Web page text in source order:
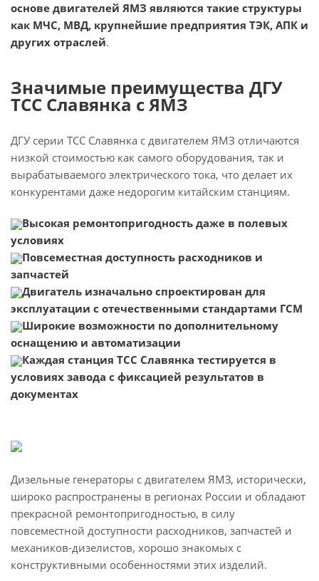
основе двигателей ЯМЗ являются такие структуры
как МЧС, МВД, крупнейшие предприятия ТЭК, АПК и
других отраслей.
Значимые преимущества ДГУ
ТСС Славянка с ЯМЗ
ДГУ серии ТСС Славянка с двигателем ЯМЗ отличаются
низкой стоимостью как самого оборудования, так и
вырабатываемого электрического тока, что делает их
конкурентами даже недорогим китайским станциям.
Высокая ремонтопригодность даже в полевых
условиях
Повсеместная доступность расходников и
запчастей
Двигатель изначально спроектирован для
эксплуатации с отечественными стандартами ГСМ
Широкие возможности по дополнительному
оснащению и автоматизации
Каждая станция ТСС Славянка тестируется в
условиях завода с фиксацией результатов в
документах
Дизельные генераторы с двигателем ЯМЗ, исторически,
широко распространены в регионах России и обладают
прекрасной ремонтопригодностью, в силу
повсеместной доступности расходников, запчастей и
механиков-дизелистов, хорошо знакомых с
конструктивными особенностями этих изделий.